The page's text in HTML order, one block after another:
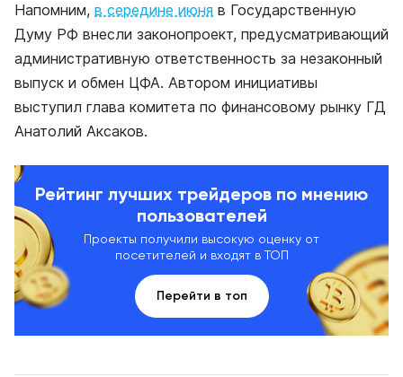
Напомним, в середине июня в Государственную
Думу РФ внесли законопроект, предусматривающий
административную ответственность за незаконный
выпуск и обмен ЦФА. Автором инициативы
выступил глава комитета по финансовому рынку ГД
Анатолий Аксаков.
Рейтинг лучших трейдеров по мнению
пользователей
Проекты получили высокую оценку от
посетителей и входят в ТОП
Перейти в топ